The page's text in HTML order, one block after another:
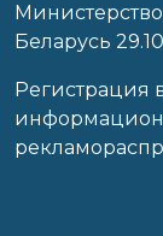
Беларусь
Регистрация